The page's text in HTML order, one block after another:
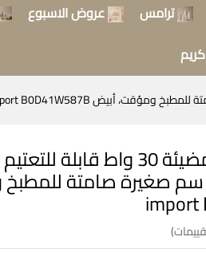
ترامس عروض الاسبوع
import